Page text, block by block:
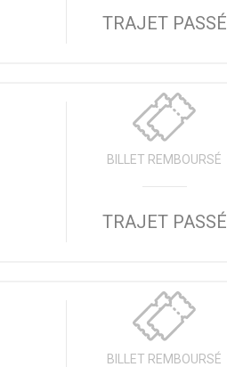
TRAJET PASSÉ
BILLET REMBOURSÉ
TRAJET PASSÉ
BILLET REMBOURSÉ